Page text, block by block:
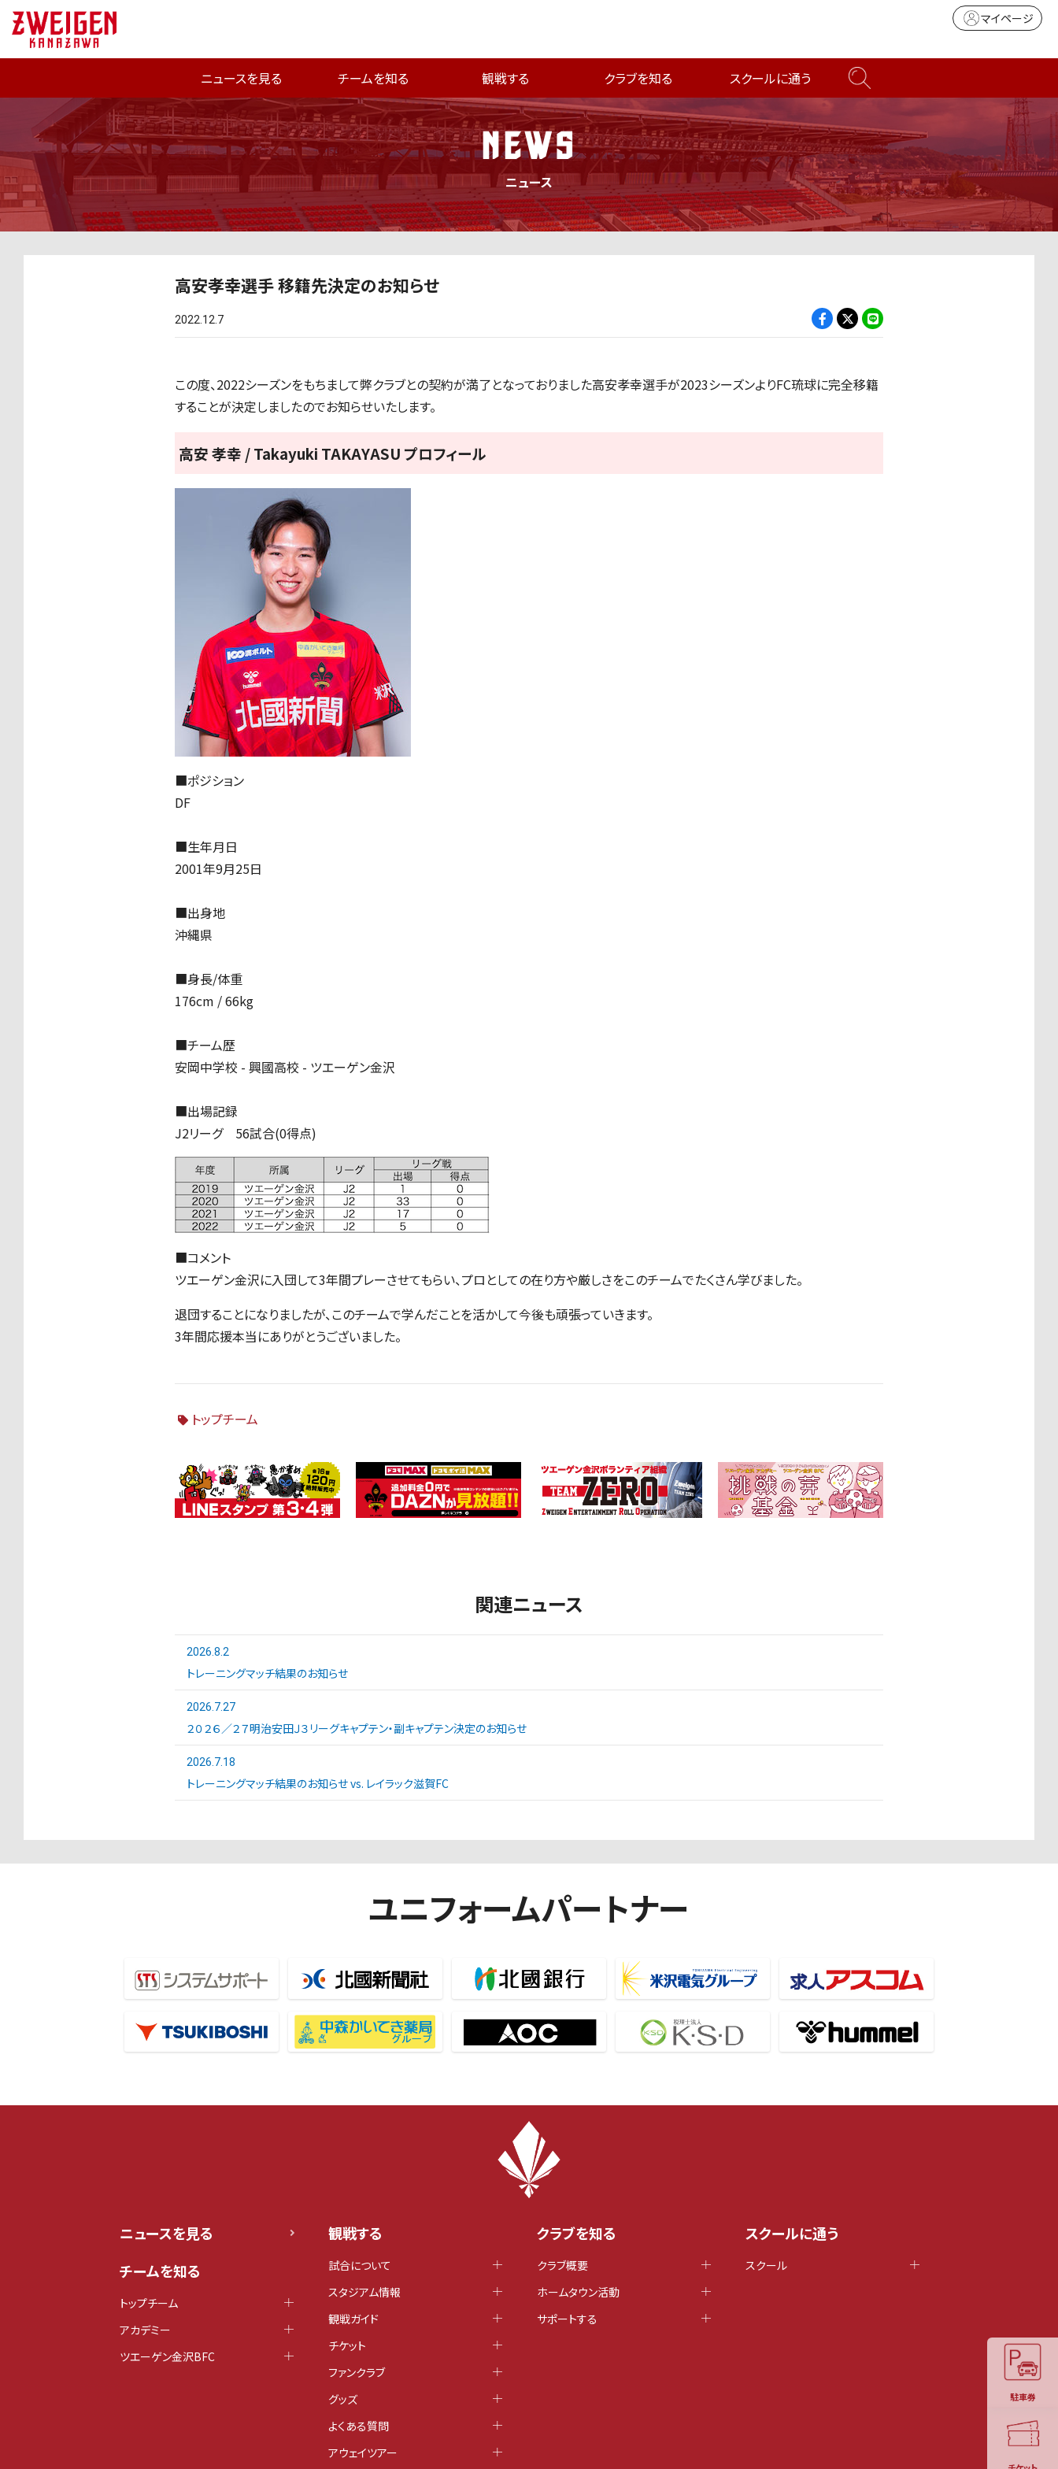
マイページ
ニュースを見る チームを知る 観戦する クラブを知る スクールに通う
NEWS
ニュース
高安孝幸選手 移籍先決定のお知らせ
2022.12.7
この度、2022シーズンをもちまして弊クラブとの契約が満了となっておりました高安孝幸選手が2023シーズンよりFC琉球に完全移籍
することが決定しましたのでお知らせいたします。
高安 孝幸 / Takayuki TAKAYASU プロフィール
■ポジション
DF
■生年月日
2001年9月25日
■出身地
沖縄県
■身長/体重
176cm / 66kg
■チーム歴
安岡中学校 - 興國高校 - ツエーゲン金沢
■出場記録
J2リーグ 56試合(0得点)
■コメント
ツエーゲン金沢に入団して3年間プレーさせてもらい、プロとしての在り方や厳しさをこのチームでたくさん学びました。
退団することになりましたが、このチームで学んだことを活かして今後も頑張っていきます。
3年間応援本当にありがとうございました。
トップチーム
関連ニュース
2026.8.2
トレーニングマッチ結果のお知らせ
2026.7.27
２０２６／２７明治安田Ｊ３リーグキャプテン・副キャプテン決定のお知らせ
2026.7.18
トレーニングマッチ結果のお知らせ vs. レイラック滋賀FC
ユニフォームパートナー
駐車券
ニュースを見る
チームを知る
トップチーム
アカデミー
ツエーゲン金沢BFC
観戦する
試合について
スタジアム情報
観戦ガイド
チケット
ファンクラブ
グッズ
よくある質問
アウェイツアー
クラブを知る
クラブ概要
ホームタウン活動
サポートする
スクールに通う
スクール